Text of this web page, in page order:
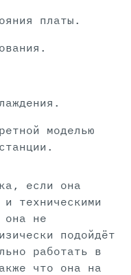
платы.
моделью
если она
и техническими
она не
подойдёт
работать в
что она на